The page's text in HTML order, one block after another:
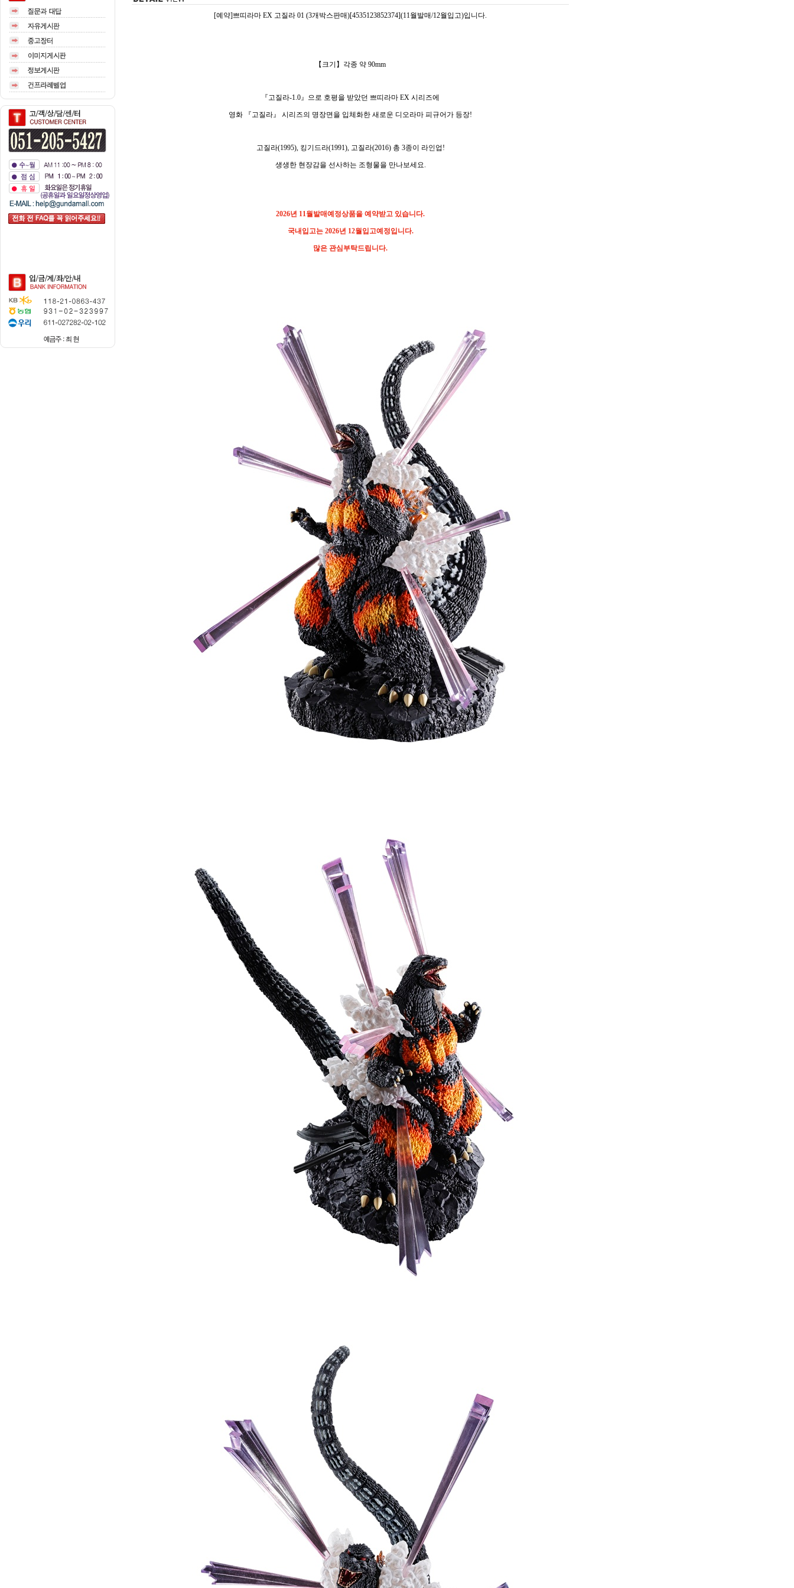
[예약]쁘띠라마 EX 고질라 01 (3개박스판매)[4535123852374](11월발매/12월입고)입니다.
【크기】각종 약 90mm
『고질라-1.0』으로 호평을 받았던 쁘띠라마 EX 시리즈에
영화 『고질라』 시리즈의 명장면을 입체화한 새로운 디오라마 피규어가 등장!
고질라(1995), 킹기드라(1991), 고질라(2016) 총 3종이 라인업!
생생한 현장감을 선사하는 조형물을 만나보세요.
2026년 11월발매예정상품을 예약받고 있습니다.
국내입고는 2026년 12월입고예정입니다.
많은 관심부탁드립니다.